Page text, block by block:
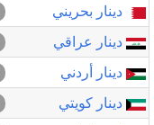
دينار بحريني
دينار عراقي
دينار أردني
دينار كويتي